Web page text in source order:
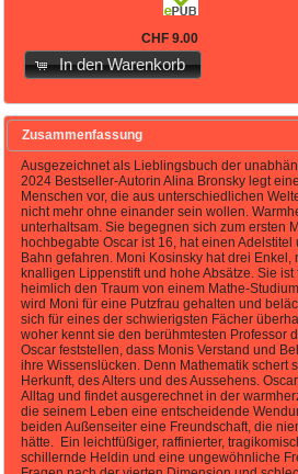
CHF 9.00
In den Warenkorb
Zusammenfassung
Ausgezeichnet als Lieblingsbuch der
2024 Bestseller-Autorin Alina Bronsky legt
Menschen vor, die aus unterschiedlichen
nicht mehr ohne einander sein wollen.
unterhaltsam. Sie begegnen sich zum ersten
hochbegabte Oscar ist 16, hat einen
Bahn gefahren. Moni Kosinsky hat drei
knalligen Lippenstift und hohe Absätze. Sie
heimlich den Traum von einem Mathe-
wird Moni für eine Putzfrau gehalten und
sich für eines der schwierigsten Fächer
woher kennt sie den berühmtesten Professor
Oscar feststellen, dass Monis Verstand und
ihre Wissenslücken. Denn Mathematik schert
Herkunft, des Alters und des Aussehens.
Alltag und findet ausgerechnet in der
die seinem Leben eine entscheidende
beiden Außenseiter eine Freundschaft, die
hätte. Ein leichtfüßiger, raffinierter,
schillernde Heldin und eine ungewöhnliche